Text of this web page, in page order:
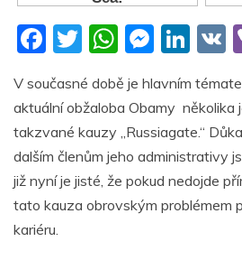
F
a
c
e
b
o
o
k
T
itt
er
W
h
at
s
A
p
p
M
ss
e
n
g
er
Li
k
e
dI
n
V současné době je hlavním
aktuální obžaloba Obamy několika
takzvané kauzy „Russiagate.“
dalším členům jeho administrativy
již nyní je jisté, že pokud nedojde
tato kauza obrovským problémem
kariéru.